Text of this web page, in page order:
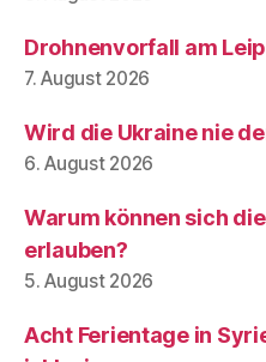
Drohnenvorfall am
7. August 2026
Wird die Ukraine nie
6. August 2026
Warum können sich
erlauben?
5. August 2026
Acht Ferientage in